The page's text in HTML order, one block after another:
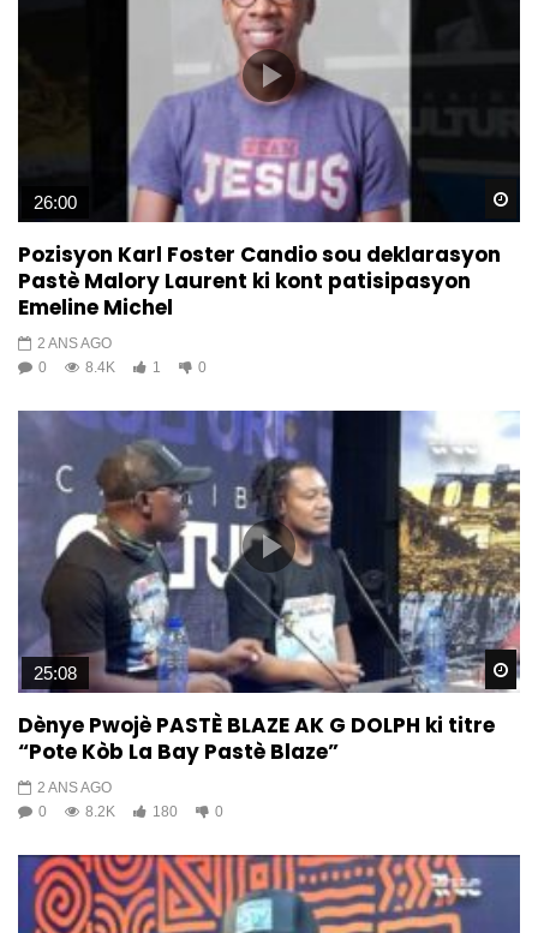
26:00
Pozisyon Karl Foster Candio sou deklarasyon
Pastè Malory Laurent ki kont patisipasyon
Emeline Michel
2 ANS AGO
0
8.4K 1 0
25:08
Dènye Pwojè PASTÈ BLAZE AK G DOLPH ki titre
“Pote Kòb La Bay Pastè Blaze”
2 ANS AGO
0
8.2K 180 0